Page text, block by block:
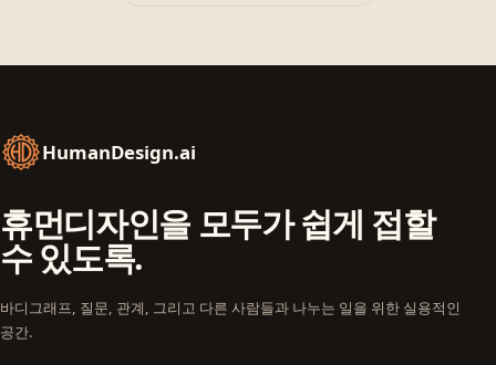
HumanDesign.ai
휴먼디자인을 모두가 쉽게 접할
수 있도록.
바디그래프, 질문, 관계, 그리고 다른 사람들과 나누는 일을 위한 실용적인
공간.